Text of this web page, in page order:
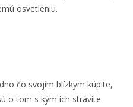
osvetleniu.
čo svojím blízkym kúpite,
o tom s kým ich strávite.